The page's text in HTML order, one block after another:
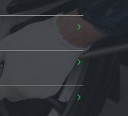
›
›
›